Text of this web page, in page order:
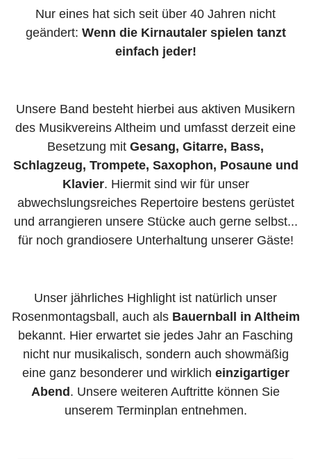
Nur eines hat sich seit über 40 Jahren nicht
geändert: Wenn die Kirnautaler spielen tanzt
einfach jeder!
Unsere Band besteht hierbei aus aktiven Musikern
des Musikvereins Altheim und umfasst derzeit eine
Besetzung mit Gesang, Gitarre, Bass,
Schlagzeug, Trompete, Saxophon, Posaune und
Klavier. Hiermit sind wir für unser
abwechslungsreiches Repertoire bestens gerüstet
und arrangieren unsere Stücke auch gerne selbst...
für noch grandiosere Unterhaltung unserer Gäste!
Unser jährliches Highlight ist natürlich unser
Rosenmontagsball, auch als Bauernball in Altheim
bekannt. Hier erwartet sie jedes Jahr an Fasching
nicht nur musikalisch, sondern auch showmäßig
eine ganz besonderer und wirklich einzigartiger
Abend . Unsere weiteren Auftritte können Sie
unserem Terminplan entnehmen.